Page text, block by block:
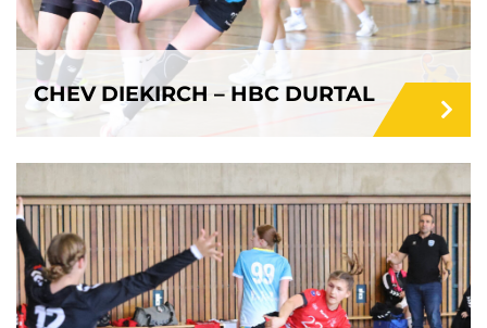
CHEV DIEKIRCH – HBC DURTAL